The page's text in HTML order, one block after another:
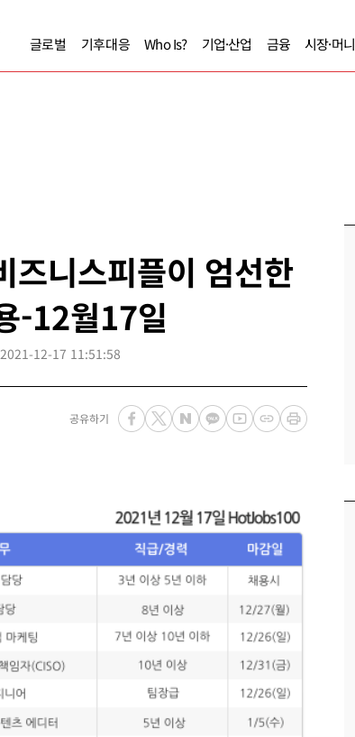
글로벌 기후대응 Who Is? 기업·산업 금융 시장·머니
니스피플이 엄선한
-12월17일
2021-12-17 11:51:58
공유하기